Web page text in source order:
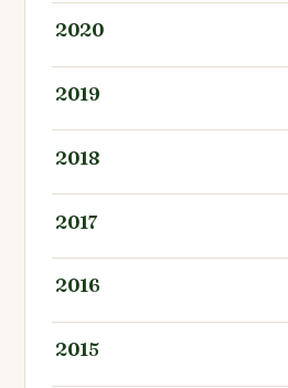
2020
2019
2018
2017
2016
2015